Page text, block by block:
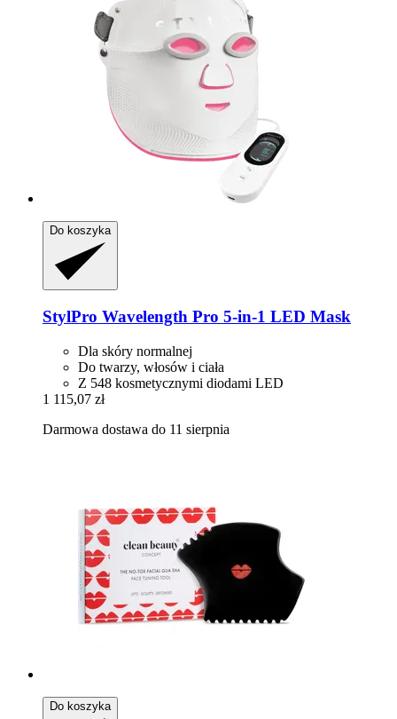
Do koszyka
StylPro Wavelength Pro 5-​in-​1 LED Mask
Dla skóry normalnej
Do twarzy, włosów i ciała
Z 548 kosmetycznymi diodami LED
1 115,07 zł
Darmowa dostawa do 11 sierpnia
Do koszyka